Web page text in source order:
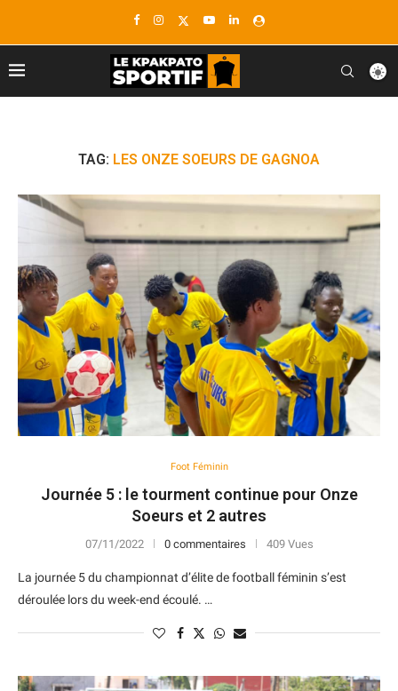
TAG: LES ONZE SOEURS DE GAGNOA
Foot Féminin
Journée 5 : le tourment continue pour Onze
Soeurs et 2 autres
07/11/2022 0 commentaires 409 Vues
La journée 5 du championnat d’élite de football féminin s’est
déroulée lors du week-end écoulé. …